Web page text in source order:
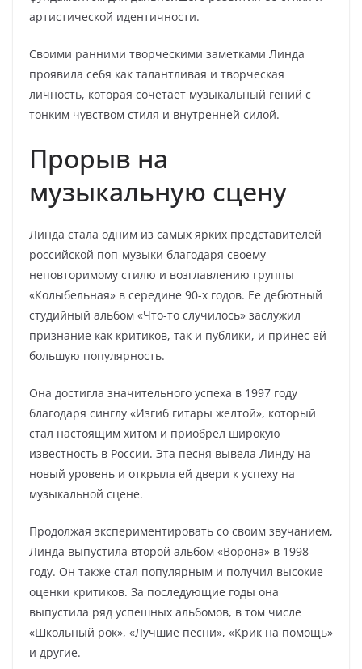
артистической идентичности.
Своими ранними творческими заметками Линда
проявила себя как талантливая и творческая
личность, которая сочетает музыкальный гений с
тонким чувством стиля и внутренней силой.
Прорыв на
музыкальную сцену
Линда стала одним из самых ярких представителей
российской поп-музыки благодаря своему
неповторимому стилю и возглавлению группы
«Колыбельная» в середине 90-х годов. Ее дебютный
студийный альбом «Что-то случилось» заслужил
признание как критиков, так и публики, и принес ей
большую популярность.
Она достигла значительного успеха в 1997 году
благодаря синглу «Изгиб гитары желтой», который
стал настоящим хитом и приобрел широкую
известность в России. Эта песня вывела Линду на
новый уровень и открыла ей двери к успеху на
музыкальной сцене.
Продолжая экспериментировать со своим звучанием,
Линда выпустила второй альбом «Ворона» в 1998
году. Он также стал популярным и получил высокие
оценки критиков. За последующие годы она
выпустила ряд успешных альбомов, в том числе
«Школьный рок», «Лучшие песни», «Крик на помощь»
и другие.